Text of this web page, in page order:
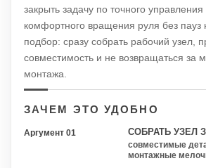
закрыть задачу по точного
комфортного вращения руля без пауз
подбор: сразу собрать рабочий узел,
совместимость и не возвращаться за
монтажа.
ЗАЧЕМ ЭТО УДОБНО
Аргумент 01 СОБРАТЬ УЗЕЛ
совместимые
монтажные